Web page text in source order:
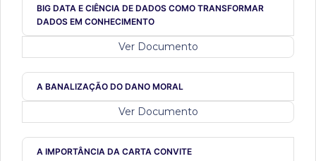
BIG DATA E CIÊNCIA DE DADOS COMO TRANSFORMAR
DADOS EM CONHECIMENTO
Ver Documento
A BANALIZAÇÃO DO DANO MORAL
Ver Documento
A IMPORTÂNCIA DA CARTA CONVITE